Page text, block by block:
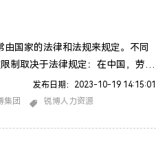
国家的法律和法规来规定。不同
制取决于法律规定：在中国，劳务
法律框架的监管。保护工人权益：
确保及时保护工人的权益。包括支
发布日期：2023-10-19 14:15:01
集团 锐博人力资源